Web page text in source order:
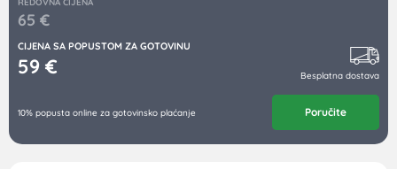
65 €
CIJENA SA POPUSTOM ZA GOTOVINU
59 € Besplatna dostava
10% popusta online za gotovinsko plaćanje Poručite